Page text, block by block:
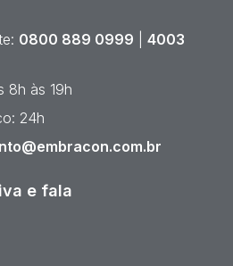
0800 889 0999
4003
8h às 19h
24h
e fala